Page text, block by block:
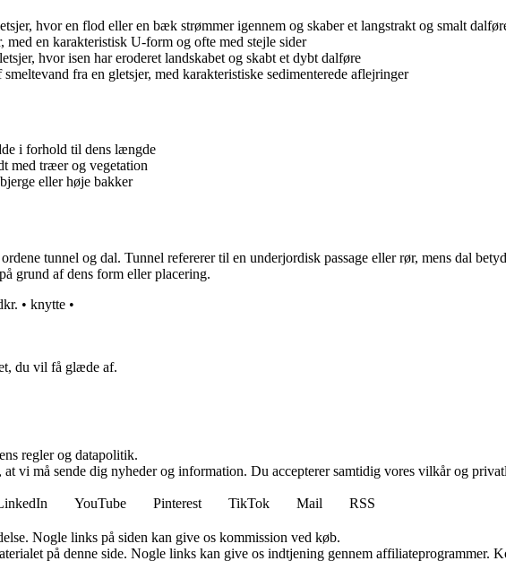
hvor en flod eller en bæk strømmer igennem og skaber et langstrakt og smalt
med en karakteristisk U-form og ofte med stejle sider
hvor isen har eroderet landskabet og skabt et dybt dalføre
fra en gletsjer, med karakteristiske sedimenterede aflejringer
i forhold til dens længde
med træer og vegetation
eller høje bakker
tunnel og dal. Tunnel refererer til en underjordisk passage eller rør, mens dal
grund af dens form eller placering.
• knytte •
du vil få glæde af.
regler og datapolitik.
vi må sende dig nyheder og information. Du accepterer samtidig vores vilkår og
YouTube Pinterest TikTok Mail
RSS
Nogle links på siden kan give os kommission ved køb.
på denne side. Nogle links kan give os indtjening gennem affiliateprogrammer.